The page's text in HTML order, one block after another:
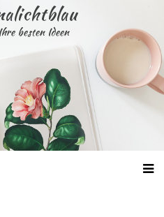
besten Ideen